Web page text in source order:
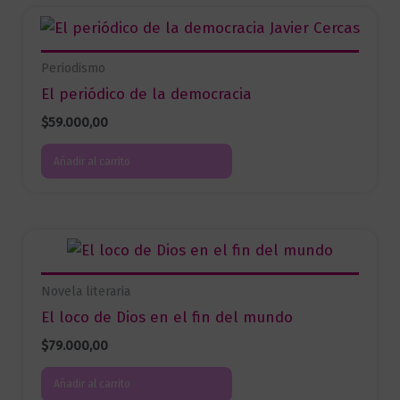
Periodismo
El periódico de la democracia
$59.000,00
Añadir al carrito
Novela literaria
El loco de Dios en el fin del mundo
$79.000,00
Añadir al carrito